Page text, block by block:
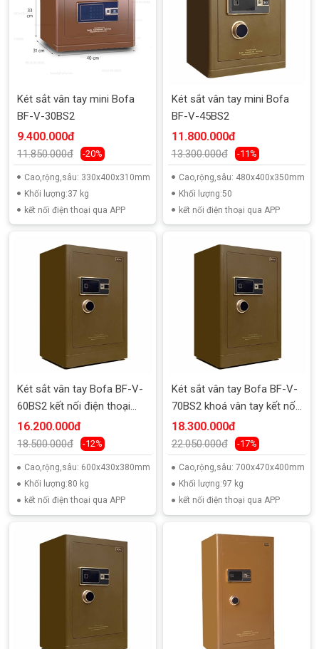
Két sắt vân tay mini Bofa
BF-V-30BS2
9.400.000đ
11.850.000đ -20%
Cao,rộng,sâu: 330x400x310mm
Khối lượng:37 kg
kết nối điện thoại qua APP
Két sắt vân tay mini Bofa
BF-V-45BS2
11.800.000đ
13.300.000đ -11%
Cao,rộng,sâu: 480x400x350mm
Khối lượng:50
kết nối điện thoại qua APP
Két sắt vân tay Bofa BF-V-
60BS2 kết nối điện thoại
thông minh
16.200.000đ
18.500.000đ -12%
Cao,rộng,sâu: 600x430x380mm
Khối lượng:80 kg
kết nối điện thoại qua APP
Két sắt vân tay Bofa BF-V-
70BS2 khoá vân tay kết nối
điện thoại
18.300.000đ
22.050.000đ -17%
Cao,rộng,sâu: 700x470x400mm
Khối lượng:97 kg
kết nối điện thoại qua APP